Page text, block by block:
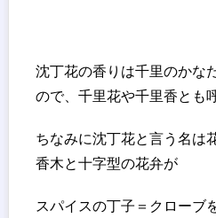
沈丁花の香りは千里のかな
ので、千里花や千里香とも
ちなみに沈丁花と言う名は
香木と十字型の花弁が
スパイスの丁子＝クローブ